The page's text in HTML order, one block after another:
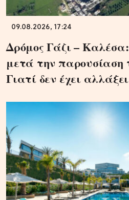
09.08.2026, 17:24
Δρόμος Γάζι –
μετά την παρουσίαση
Γιατί δεν έχει